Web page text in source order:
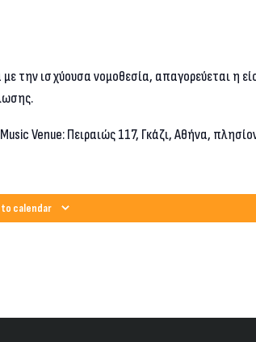
την ισχύουσα νομοθεσία, απαγορεύεται η
Venue: Πειραιώς 117, Γκάζι, Αθήνα,
to calendar